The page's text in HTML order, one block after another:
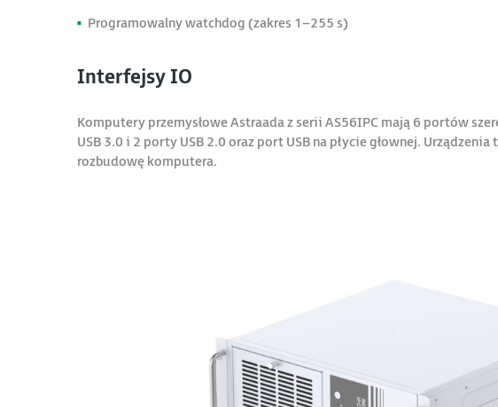
Programowalny watchdog (zakres 1–255 s)
Interfejsy IO
Komputery przemysłowe Astraada z serii AS56IPC mają 6 portów
USB 3.0 i 2 porty USB 2.0 oraz port USB na płycie głownej.
rozbudowę komputera.